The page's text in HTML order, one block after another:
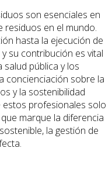
son esenciales en
residuos en el mundo.
hasta la ejecución de
su contribución es vital
pública y los
concienciación sobre la
y la sostenibilidad
estos profesionales solo
marque la diferencia
la gestión de